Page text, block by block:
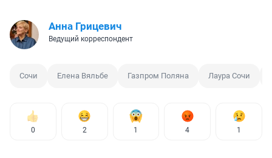
Анна Грицевич
Ведущий корреспондент
Сочи Елена Вяльбе Газпром Поляна Лаура Сочи
0 2 1 4 1